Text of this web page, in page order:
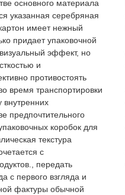
основного материала
указанная серебряная
имеет нежный
придает упаковочной
эффект, но
и
противостоять
время транспортировки
внутренних
предпочтительного
коробок для
текстура
с
передать
с первого взгляда и
фактуры обычной